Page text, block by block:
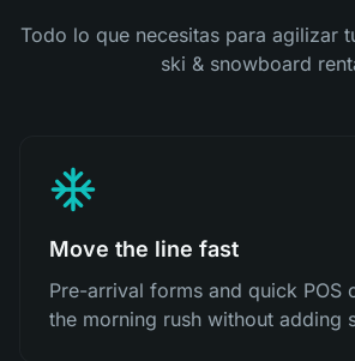
Todo lo que necesitas para agilizar
ski & snowboard
Move the line fast
Pre-arrival forms and quick POS
the morning rush without adding